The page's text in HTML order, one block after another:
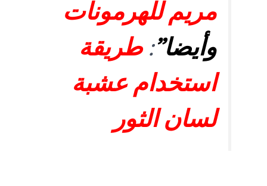
مريم للهرمونات
وأيضا”:طريقة
استخدام عشبة
لسان الثور